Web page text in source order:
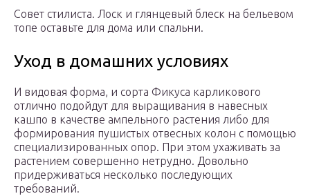
Совет стилиста. Лоск и глянцевый блеск на бельевом
топе оставьте для дома или спальни.
Уход в домашних условиях
И видовая форма, и сорта Фикуса карликового
отлично подойдут для выращивания в навесных
кашпо в качестве ампельного растения либо для
формирования пушистых отвесных колон с помощью
специализированных опор. При этом ухаживать за
растением совершенно нетрудно. Довольно
придерживаться несколько последующих
требований.